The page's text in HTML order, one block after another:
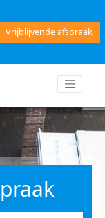
Vrijblijvende afspraak